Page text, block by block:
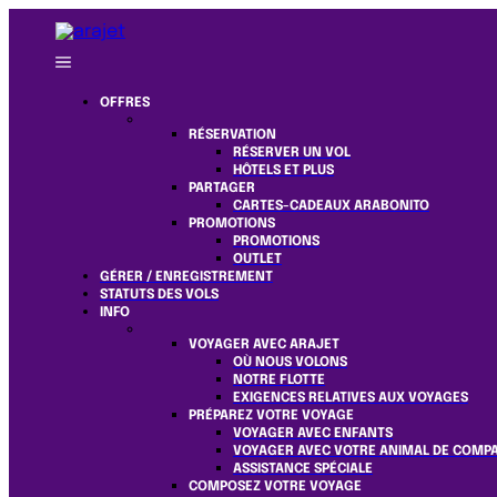
OFFRES
RÉSERVATION
RÉSERVER UN VOL
HÔTELS ET PLUS
PARTAGER
CARTES-CADEAUX ARABONITO
PROMOTIONS
PROMOTIONS
OUTLET
GÉRER / ENREGISTREMENT
STATUTS DES VOLS
INFO
VOYAGER AVEC ARAJET
OÙ NOUS VOLONS
NOTRE FLOTTE
EXIGENCES RELATIVES AUX VOYAGES
PRÉPAREZ VOTRE VOYAGE
VOYAGER AVEC ENFANTS
VOYAGER AVEC VOTRE ANIMAL DE
ASSISTANCE SPÉCIALE
COMPOSEZ VOTRE VOYAGE